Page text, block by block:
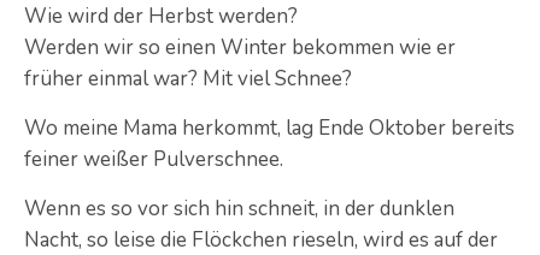
Wie wird der Herbst werden?
Werden wir so einen Winter bekommen wie er
früher einmal war? Mit viel Schnee?
Wo meine Mama herkommt, lag Ende Oktober bereits
feiner weißer Pulverschnee.
Wenn es so vor sich hin schneit, in der dunklen
Nacht, so leise die Flöckchen rieseln, wird es auf der